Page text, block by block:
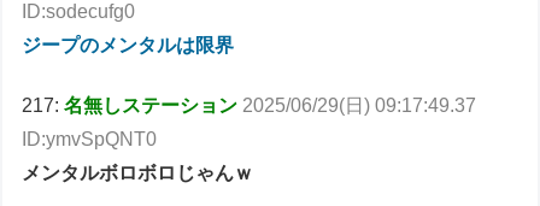
ID:sodecufg0
ジープのメンタルは限界
217:名無しステーション 2025/06/29(日) 09:17:49.37
ID:ymvSpQNT0
メンタルボロボロじゃんｗ